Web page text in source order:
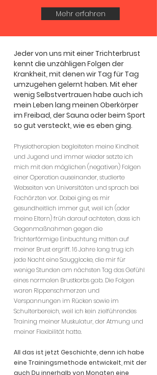
Mehr erfahren
Jeder von uns mit einer Trichterbrust
kennt die unzähligen Folgen der
Krankheit, mit denen wir Tag für Tag
umzugehen gelernt haben. Mit eher
wenig Selbstvertrauen habe auch ich
mein Leben lang meinen Oberkörper
im Freibad, der Sauna oder beim Sport
so gut versteckt, wie es eben ging.
Physiotherapien begleiteten meine Kindheit
und Jugend und immer wieder setzte ich
mich mit den möglichen (negativen) Folgen
einer Operation auseinander, studierte
Webseiten von Universitäten und sprach bei
Fachärzten vor. Dabei ging es mir
gesundheitlich immer gut, weil ich (oder
meine Eltern) früh darauf achteten, dass ich
Gegenmaßnahmen gegen die
Trichterförmige Einbuchtung mitten auf
meiner Brust ergriff. 16 Jahre lang trug ich
jede Nacht eine Saugglocke, die mir für
wenige Stunden am nächsten Tag das Gefühl
eines normalen Brustkorbs gab. Die Folgen
waren Rippenschmerzen und
Verspannungen im Rücken sowie im
Schulterbereich, weil ich kein zielführendes
Training meiner Muskulatur, der Atmung und
meiner Flexibilität hatte.
All das ist jetzt Geschichte, denn ich habe
eine Trainingsmethode entwickelt, mit der
auch Du innerhalb von Monaten eine